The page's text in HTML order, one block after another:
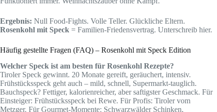
Ergebnis: Null Food-Fights. Volle Teller. Glückliche Eltern.
Rosenkohl mit Speck = Familien-Friedensvertrag. Unterschreib hier.
Häufig gestellte Fragen (FAQ) – Rosenkohl mit Speck Edition
Welcher Speck ist am besten für Rosenkohl Rezepte?
Tiroler Speck gewinnt. 20 Monate gereift, geräuchert, intensiv.
Frühstücksspeck geht auch – mild, schnell, Supermarkt-tauglich.
Bauchspeck? Fettiger, kalorienreicher, aber saftigster Geschmack. Für
Einsteiger: Frühstücksspeck bei Rewe. Für Profis: Tiroler vom
Metzger. Für Gourmet-Momente: Schwarzwälder Schinken,